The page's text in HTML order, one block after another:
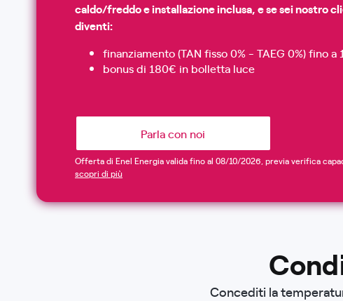
caldo/freddo e installazione inclusa, e se sei nostro
diventi:
finanziamento (TAN fisso 0% - TAEG 0%) fino a
bonus di 180€ in bolletta luce
Parla con noi
Offerta di Enel Energia valida fino al 08/10/2026, previa verifica
scopri di più
Concediti la